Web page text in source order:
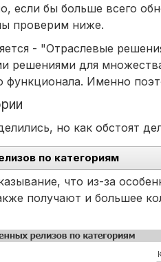
если бы больше всего
проверим ниже.
- "Отраслевые
решениями для
функционала. Именно
но как обстоят
по категориям
что из-за
получают и большее